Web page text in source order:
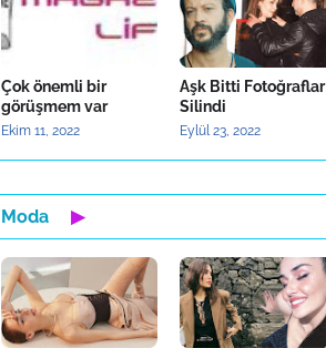
Çok önemli bir
görüşmem var
Ekim 11, 2022
Aşk Bitti Fotoğraflar
Silindi
Eylül 23, 2022
Moda ▶